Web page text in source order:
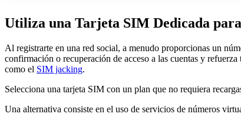
Utiliza una Tarjeta SIM Dedicada
Al registrarte en una red social, a menudo proporcionas un
confirmación o recuperación de acceso a las cuentas y
como el SIM jacking.
Selecciona una tarjeta SIM con un plan que no requiera
Una alternativa consiste en el uso de servicios de números